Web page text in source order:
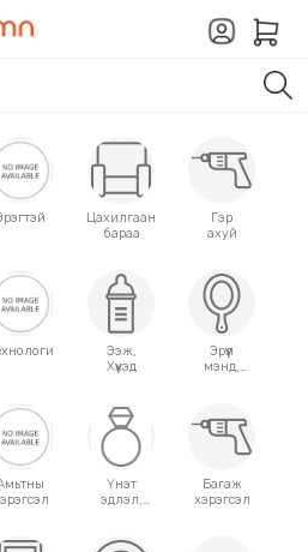
Цахилгаан
бараа
Гэр
ахуй
Ээж,
Хүүхэд
Эрүүл
мэнд,
Үнэт
эдлэл,
Багаж
хэрэгсэл